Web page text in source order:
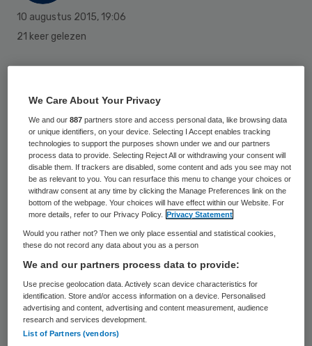
10 augustus 2015, 19:06
21 keer gelezen
TweeSteden ziekenhuis in Waalwijk is
maandagmiddag doodgeschoten op de
parkeerplaats van het hospitaal. De vrouw
uit Zevenberg zat in haar auto toen ze
werd beschoten. Ze was net klaar met haar
dienst in het ziekenhuis, waar ze sinds 2010
Hulpverleners hebben de gewonde vrouw
nog uit de auto gehaald om haar te
reanimeren, maar dat mocht niet meer
baten.
We Care About Your Privacy
We and our887 partners store and access personal data, like browsing data
or unique identifiers, on your device. Selecting I Accept enables tracking
technologies to support the purposes shown under we and our partners
process data to provide. Selecting Reject All or withdrawing your consent will
disable them. If trackers are disabled, some content and ads you see may not
be as relevant to you. You can resurface this menu to change your choices or
withdraw consent at any time by clicking the Manage Preferences link on the
bottom of the webpage. Your choices will have effect within our Website. For
more details, refer to our Privacy Policy.
Privacy Statement
Would you rather not? Then we only place essential and statistical cookies,
these do not record any data about you as a person
We and our partners process data to provide:
Use precise geolocation data. Actively scan device characteristics for
identification. Store and/or access information on a device. Personalised
advertising and content, advertising and content measurement, audience
research and services development.
List of Partners (vendors)